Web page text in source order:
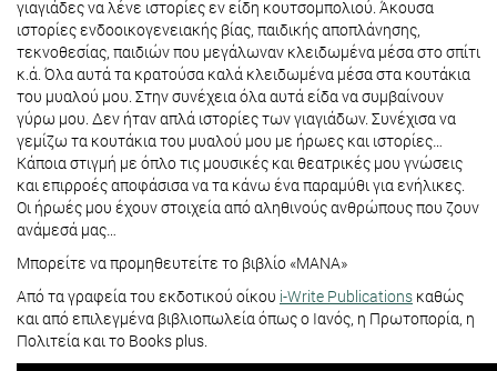
γιαγιάδες να λένε ιστορίες εν είδη κουτσομπολιού. Άκουσα
ιστορίες ενδοοικογενειακής βίας, παιδικής αποπλάνησης,
τεκνοθεσίας, παιδιών που μεγάλωναν κλειδωμένα μέσα στο σπίτι
κ.ά. Όλα αυτά τα κρατούσα καλά κλειδωμένα μέσα στα κουτάκια
του μυαλού μου. Στην συνέχεια όλα αυτά είδα να συμβαίνουν
γύρω μου. Δεν ήταν απλά ιστορίες των γιαγιάδων. Συνέχισα να
γεμίζω τα κουτάκια του μυαλού μου με ήρωες και ιστορίες…
Κάποια στιγμή με όπλο τις μουσικές και θεατρικές μου γνώσεις
και επιρροές αποφάσισα να τα κάνω ένα παραμύθι για ενήλικες.
Οι ήρωές μου έχουν στοιχεία από αληθινούς ανθρώπους που ζουν
ανάμεσά μας…
Μπορείτε να προμηθευτείτε το βιβλίο «ΜΑΝΑ»
Από τα γραφεία του εκδοτικού οίκου i-Write Publications καθώς
και από επιλεγμένα βιβλιοπωλεία όπως ο Ιανός, η Πρωτοπορία, η
Πολιτεία και το Books plus.